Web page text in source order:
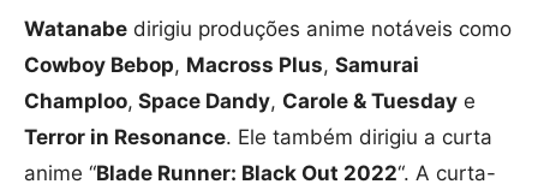
Watanabe dirigiu produções anime notáveis como
Cowboy Bebop, Macross Plus, Samurai
Champloo, Space Dandy, Carole & Tuesday e
Terror in Resonance. Ele também dirigiu a curta
anime “Blade Runner: Black Out 2022“. A curta-